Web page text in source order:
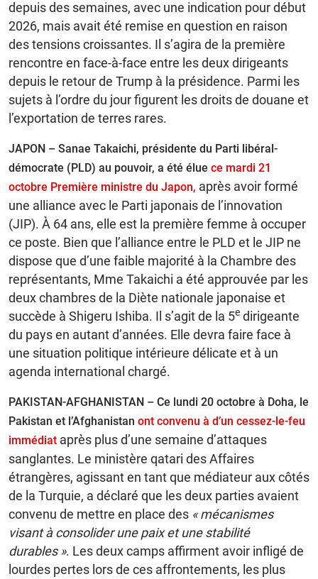
depuis des semaines, avec une indication pour début
2026, mais avait été remise en question en raison
des tensions croissantes. Il s’agira de la première
rencontre en face-à-face entre les deux dirigeants
depuis le retour de Trump à la présidence. Parmi les
sujets à l’ordre du jour figurent les droits de douane et
l’exportation de terres rares.
JAPON – Sanae Takaichi, présidente du Parti libéral-
démocrate (PLD) au pouvoir, a été élue ce mardi 21
octobre Première ministre du Japon, après avoir formé
une alliance avec le Parti japonais de l’innovation
(JIP). À 64 ans, elle est la première femme à occuper
ce poste. Bien que l’alliance entre le PLD et le JIP ne
dispose que d’une faible majorité à la Chambre des
représentants, Mme Takaichi a été approuvée par les
deux chambres de la Diète nationale japonaise et
succède à Shigeru Ishiba. Il s’agit de la 5e dirigeante
du pays en autant d’années. Elle devra faire face à
une situation politique intérieure délicate et à un
agenda international chargé.
PAKISTAN-AFGHANISTAN – Ce lundi 20 octobre à Doha, le
Pakistan et l’Afghanistan ont convenu à d’un cessez-le-feu
immédiat après plus d’une semaine d’attaques
sanglantes. Le ministère qatari des Affaires
étrangères, agissant en tant que médiateur aux côtés
de la Turquie, a déclaré que les deux parties avaient
convenu de mettre en place des « mécanismes
visant à consolider une paix et une stabilité
durables ». Les deux camps affirment avoir infligé de
lourdes pertes lors de ces affrontements, les plus